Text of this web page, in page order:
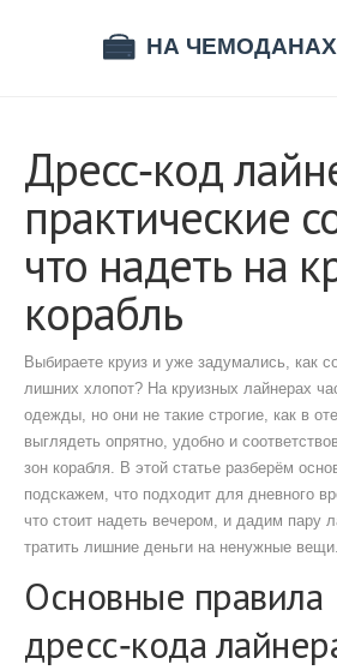
Дресс‑код
практические
что надеть на
корабль
Выбираете круиз и уже задумались, как
лишних хлопот? На круизных лайнерах
одежды, но они не такие строгие, как в
выглядеть опрятно, удобно и
зон корабля. В этой статье разберём
подскажем, что подходит для дневного
что стоит надеть вечером, и дадим пару
тратить лишние деньги на ненужные вещи.
Основные правила
дресс‑кода